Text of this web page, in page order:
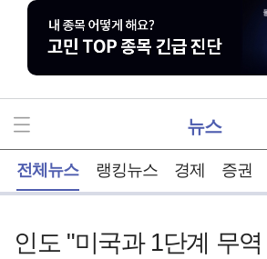
뉴스
전체뉴스 랭킹뉴스 경제 증권
인도 "미국과 1단계 무